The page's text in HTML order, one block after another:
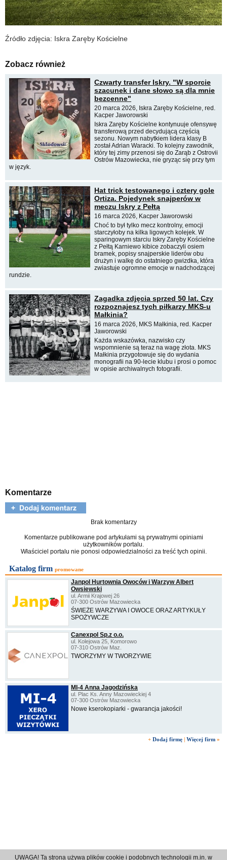
Źródło zdjęcia: Iskra Zaręby Kościelne
Zobacz również
Czwarty transfer Iskry. "W sporcie
szacunek i dane słowo są dla mnie
bezcenne"
20 marca 2026, Iskra Zaręby Kościelne, red.
Kacper Jaworowski
Iskra Zaręby Kościelne kontynuuje ofensywę
transferową przed decydującą częścią
sezonu. Nowym nabytkiem lidera klasy B
został Adrian Waracki. To kolejny zawodnik,
który tej zimy przenosi się do Zarąb z Ostrovii
Ostrów Mazowiecka, nie gryząc się przy tym
w język.
Hat trick testowanego i cztery gole
Ortiza. Pojedynek snajperów w
meczu Iskry z Pełtą
16 marca 2026, Kacper Jaworowski
Choć to był tylko mecz kontrolny, emocji
starczyłoby na kilka ligowych kolejek. W
sparingowym starciu Iskry Zaręby Kościelne
z Pełtą Karniewo kibice zobaczyli osiem
bramek, popisy snajperskie liderów obu
drużyn i walkę do ostatniego gwizdka, która
zwiastuje ogromne emocje w nadchodzącej
rundzie.
Zagadka zdjęcia sprzed 50 lat. Czy
rozpoznajesz tych piłkarzy MKS-u
Małkinia?
16 marca 2026, MKS Małkinia, red. Kacper
Jaworowski
Każda wskazówka, nazwisko czy
wspomnienie są teraz na wagę złota. MKS
Małkinia przygotowuje się do wydania
monografii na 90-lecie klubu i prosi o pomoc
w opisie archiwalnych fotografii.
Komentarze
Brak komentarzy
Komentarze publikowane pod artykułami są prywatnymi opiniami
użytkowników portalu.
Właściciel portalu nie ponosi odpowiedzialności za treść tych opinii.
Katalog firm promowane
Janpol Hurtownia Owoców i Warzyw Albert
Owsiewski
ul. Armii Krajowej 26
07-300 Ostrów Mazowiecka
ŚWIEŻE WARZYWA I OWOCE ORAZ ARTYKUŁY
SPOŻYWCZE
Canexpol Sp.z o.o.
ul. Kolejowa 25, Komorowo
07-310 Ostrów Maz.
TWORZYMY W TWORZYWIE
MI-4 Anna Jagodzińska
ul. Plac Ks. Anny Mazowieckiej 4
07-300 Ostrów Mazowiecka
Nowe kserokopiarki - gwarancja jakości!
+ Dodaj firmę | Więcej firm »
UWAGA! Ta strona używa plików cookie i podobnych technologii m.in. w